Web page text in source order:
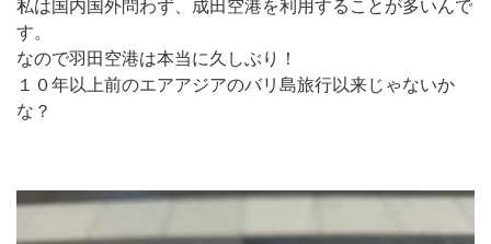
私は国内国外問わず、成田空港を利用することが多いんで
す。
なので羽田空港は本当に久しぶり！
１０年以上前のエアアジアのバリ島旅行以来じゃないか
な？